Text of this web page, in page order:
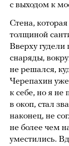
с выходом к
Стена,
толщиной
Вверху гудели
снаряды,
не решался,
Черепахин
к себе, но я не
в окоп, стал
наконец, не
не более чем
уместились.